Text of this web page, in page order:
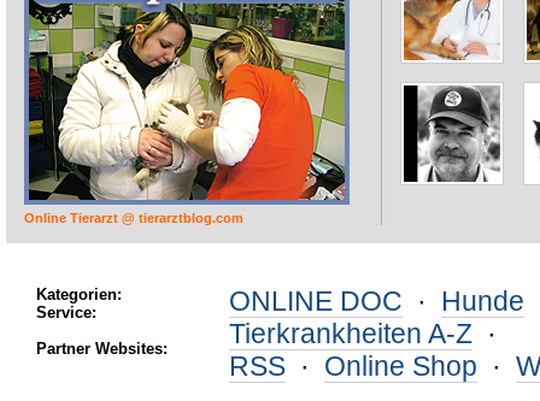
Online Tierarzt @ tierarztblog.com
Kategorien:
Service:
Partner Websites:
ONLINE DOC · Hunde
Tierkrankheiten A-Z ·
RSS · Online Shop ·